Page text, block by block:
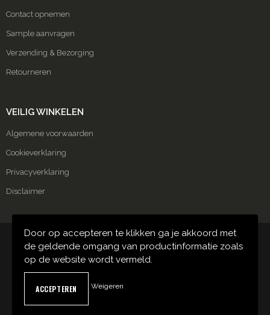
Contact opnemen
Sample aanvragen
Verzending & Bezorging
Retourneren
VEILIG WINKELEN
Algemene voorwaarden
Cookieverklaring
Privacyverklaring
Disclaimer
© Copyright Carmako 2024
Door op accepteren te klikken ga je akkoord met
de geldende omgang van productinformatie zoals
op de website wordt vermeld.
Weigeren